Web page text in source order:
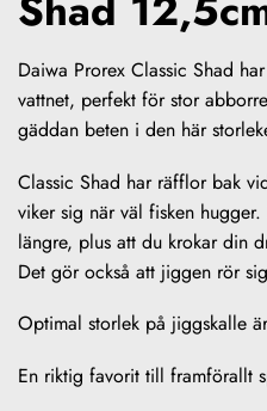
Daiwa Prorex Classic Shad
vattnet, perfekt för stor
gäddan beten i den här
Classic Shad har räfflor bak
viker sig när väl fisken
längre, plus att du krokar din
Det gör också att jiggen rör
Optimal storlek på jiggskalle
En riktig favorit till framförallt